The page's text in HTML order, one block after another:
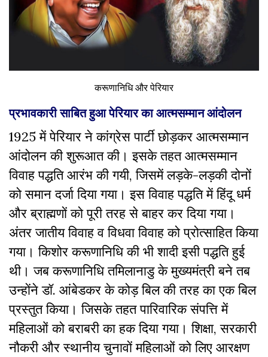
करूणानिधि और पेरियार
प्रभावकारी साबित हुआ पेरियार का आत्मसम्मान आंदोलन
1925 में पेरियार ने कांग्रेस पार्टी छोड़कर आत्मसम्मान
आंदोलन की शुरूआत की। इसके तहत आत्मसम्मान
विवाह पद्धति आरंभ की गयी, जिसमें लड़के-लड़की दोनों
को समान दर्जा दिया गया। इस विवाह पद्धति में हिंदू धर्म
और ब्राह्मणों को पूरी तरह से बाहर कर दिया गया।
अंतर जातीय विवाह व विधवा विवाह को प्रोत्साहित किया
गया। किशोर करूणानिधि की भी शादी इसी पद्धति हुई
थी। जब करूणानिधि तमिलानाडु के मुख्यमंत्री बने तब
उन्होंने डॉ. आंबेडकर के कोड़ बिल की तरह का एक बिल
प्रस्तुत किया। जिसके तहत पारिवारिक संपत्ति में
महिलाओं को बराबरी का हक दिया गया। शिक्षा, सरकारी
नौकरी और स्थानीय चुनावों महिलाओं को लिए आरक्षण